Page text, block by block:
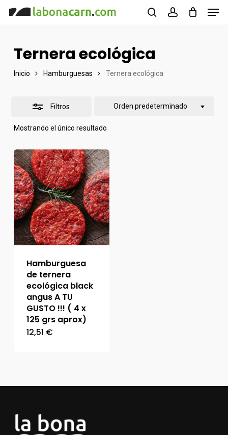
Skip
contentTernera ecológica
Inicio Hamburguesas Ternera ecológica
Filtros
Mostrando el único resultado
Orden predeterminado
Hamburguesa
de ternera
ecológica black
angus A TU
GUSTO !!! ( 4 x
125 grs aprox)
12,51 €